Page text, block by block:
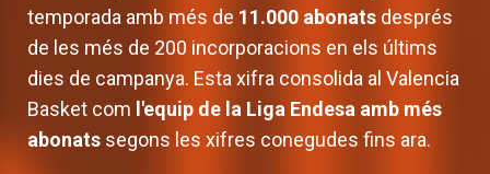
temporada amb més de 11.000 abonats després
de les més de 200 incorporacions en els últims
dies de campanya. Esta xifra consolida al Valencia
Basket com l'equip de la Liga Endesa amb més
abonats segons les xifres conegudes fins ara.